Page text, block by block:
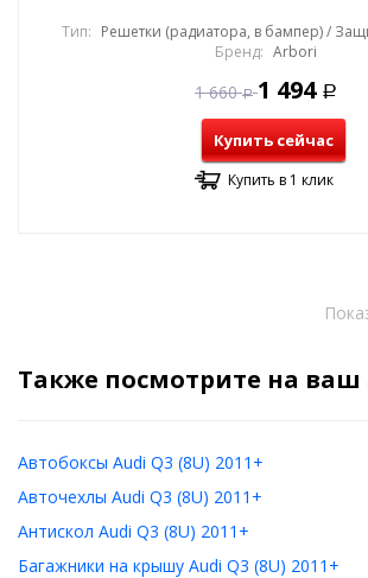
Тип: Решетки (радиатора, в бампер) /
Бренд: Arbori
1 660 Р 1 494 Р
Купить сейчас
Купить в 1 клик
Также посмотрите на ваш
Автобоксы Audi Q3 (8U) 2011+
Авточехлы Audi Q3 (8U) 2011+
Антискол Audi Q3 (8U) 2011+
Багажники на крышу Audi Q3 (8U) 2011+